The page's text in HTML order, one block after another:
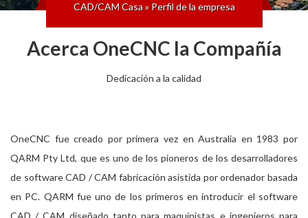
CAD/CAM Casa» Perfil de la empresa
Acerca OneCNC la Compañía
Dedicación a la calidad
OneCNC fue creado por primera vez en Australia en 1983 por
QARM Pty Ltd, que es uno de los pioneros de los desarrolladores
de software CAD / CAM fabricación asistida por ordenador basada
en PC. QARM fue uno de los primeros en introducir el software
CAD / CAM diseñado tanto para maquinistas e ingenieros para